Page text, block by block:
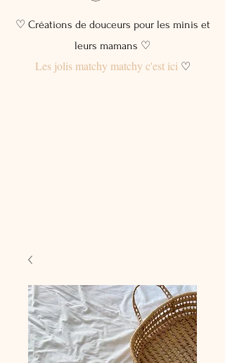
♡ Créations de douceurs pour les minis et
leurs mamans ♡
Les jolis matchy matchy c'est ici♡